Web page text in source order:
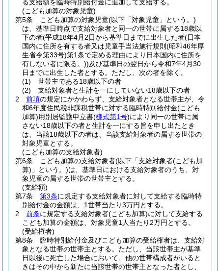
る支給額を臨時特別給付金に追加して支給する。
(こども加算の対象児童)
第5条
こども加算の対象児童(以下「対象児童」という。)
は、基準日時点で支給対象者と同一の世帯に属する18歳以
下の者(平成18年4月2日から基準日までに出生した者(日本
国内に住所を有する者又は児童手当法施行規則 (昭和46年厚
生省令第33号)第1条で定める理由により日本国内に住所を
有しない者に限る。))及び基準日の翌日から令和7年4月30
日までに出生した者とする。 ただし、次の者を除く。
(1)
世帯主である18歳以下の者
(2)
支給対象者と生計を一にしていない18歳以下の者
2
前項の規定にかかわらず、支給対象者となる世帯主が、令
和6年度住民税非課税世帯に対する臨時特別給付金(こども
加算)用別居監護申立書(様式第1号)により同一の世帯に属
さない18歳以下の者と生計を一にする旨を申し出たとき
は、当該18歳以下の者は、当該支給対象者の属する世帯の
対象児童とする。
(こども加算の支給対象者)
第6条
こども加算の支給対象者(以下「支給対象者(こども加
算) 」という。)は、基準日における支給対象者のうち、対
象児童の属する世帯の世帯主とする。
(支給額)
第7条
第3条に規定する支給対象者に対して支給する臨時特
別給付金の金額は、1世帯当たり3万円とする。
2
前条に規定する支給対象者(こども加算)に対して支給する
こども加算の金額は、対象児童1人当たり2万円とする。
(受給権者)
第8条
臨時特別給付金及びこども加算の受給権者は、支給対
象となる世帯の世帯主とする。 ただし、当該世帯主が基準
日以後に死亡した場合において、他の世帯構成者がいると
きはその中から新たに当該世帯の世帯主となった者とし、